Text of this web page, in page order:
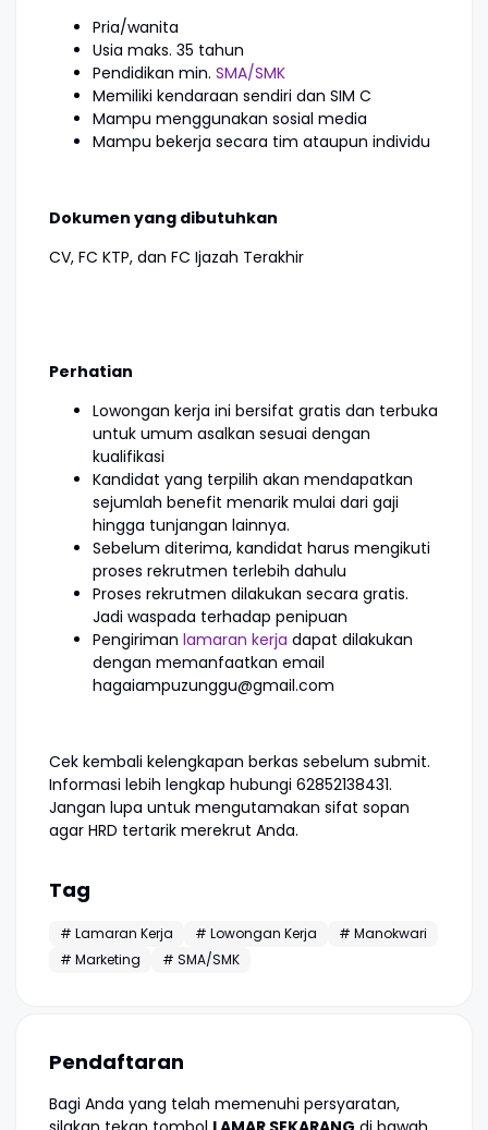
Pria/wanita
Usia maks. 35 tahun
Pendidikan min. SMA/SMK
Memiliki kendaraan sendiri dan SIM C
Mampu menggunakan sosial media
Mampu bekerja secara tim ataupun individu
Dokumen yang dibutuhkan
CV, FC KTP, dan FC Ijazah Terakhir
Perhatian
Lowongan kerja ini bersifat gratis dan terbuka
untuk umum asalkan sesuai dengan
kualifikasi
Kandidat yang terpilih akan mendapatkan
sejumlah benefit menarik mulai dari gaji
hingga tunjangan lainnya.
Sebelum diterima, kandidat harus mengikuti
proses rekrutmen terlebih dahulu
Proses rekrutmen dilakukan secara gratis.
Jadi waspada terhadap penipuan
Pengiriman lamaran kerja dapat dilakukan
dengan memanfaatkan email
hagaiampuzunggu@gmail.com
Cek kembali kelengkapan berkas sebelum submit.
Informasi lebih lengkap hubungi 62852138431.
Jangan lupa untuk mengutamakan sifat sopan
agar HRD tertarik merekrut Anda.
Tag
# Lamaran Kerja # Lowongan Kerja
# Manokwari
# Marketing
# SMA/SMK
Pendaftaran
Bagi Anda yang telah memenuhi persyaratan,